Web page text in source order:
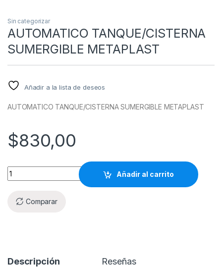
Sin categorizar
AUTOMATICO TANQUE/CISTERNA
SUMERGIBLE METAPLAST
Añadir a la lista de deseos
AUTOMATICO TANQUE/CISTERNA SUMERGIBLE METAPLAST
$830,00
Añadir al carrito
Comparar
Descripción Reseñas